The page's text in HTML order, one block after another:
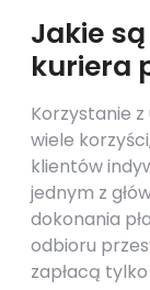
Jakie
kuriera
Korzystanie
wiele
klientów
jednym z
dokonania
odbioru
zapłacą